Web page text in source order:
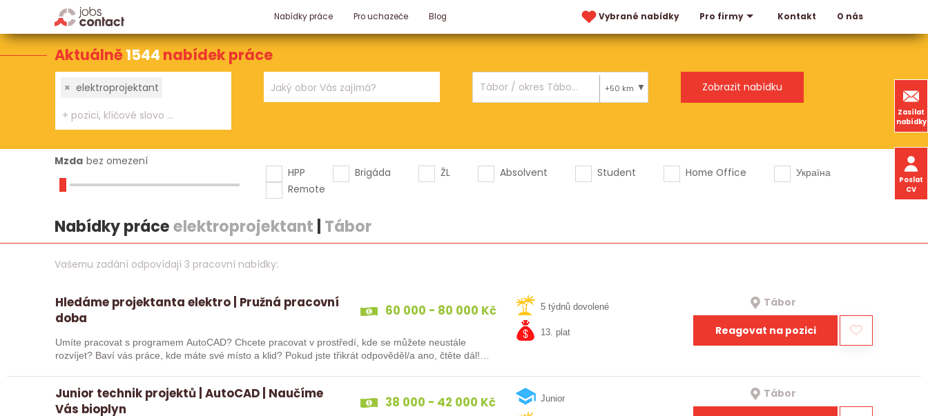
Nabídky práce Pro uchazeče Blog Vybrané nabídky Pro firmy Kontakt O nás
Zasílat
nabídky
Poslat
CV
Aktuálně1544 nabídek práce
× elektroprojektant +50 km
Mzda bez omezení
HPP
Brigáda ŽL Absolvent Student Home Office
Україна
Remote
Nabídky práceelektroprojektant Tábor
Vašemu zadání odpovídají 3 pracovní nabídky:
Hledáme projektanta elektro | Pružná pracovní
doba
60 000 - 80 000 Kč
Umíte pracovat s programem AutoCAD? Chcete pracovat v prostředí, kde se můžete neustále
rozvíjet? Baví vás práce, kde máte své místo a klid? Pokud jste třikrát odpověděl/a ano, čtěte dál!
5 týdnů dovolené
13. plat
Tábor
Reagovat na pozici
Junior technik projektů | AutoCAD | Naučíme
Vás bioplyn
38 000 - 42 000 Kč Junior Tábor